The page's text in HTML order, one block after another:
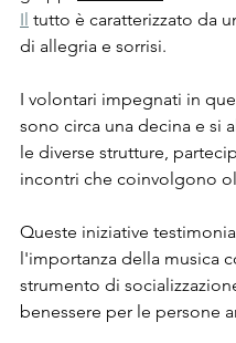
Il tutto è caratterizzato da
di allegria e sorrisi.
I volontari impegnati in
sono circa una decina e si
le diverse strutture,
incontri che coinvolgono
Queste iniziative
l'importanza della musica
strumento di
benessere per le persone